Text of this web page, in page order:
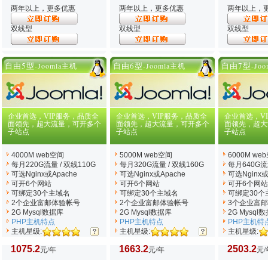
两年以上，更多优惠
双线型
两年以上，更多优惠
双线型
两年以上，
双线型
自由5型-Joomla主机
企业首选，VIP服务，品质全
面领先，超大流量，可开多个
子站点
4000M web空间
每月220G流量 / 双线110G
可选Nginx或Apache
可开6个网站
可绑定30个主域名
2个企业富邮体验帐号
2G Mysql数据库
PHP主机特点
主机星级:
自由6型-Joomla主机
企业首选，VIP服务，品质全
面领先，超大流量，可开多个
子站点
5000M web空间
每月320G流量 / 双线160G
可选Nginx或Apache
可开6个网站
可绑定30个主域名
2个企业富邮体验帐号
2G Mysql数据库
PHP主机特点
主机星级:
自由7型-
企业首选，
面领先，超
子站点
6000M web
每月640G
可选Nginx
可开6个网站
可绑定30个
3个企业富
2G Mysql数
PHP主机特
主机星级:
1075.2元/年
1663.2元/年
2503.2元/